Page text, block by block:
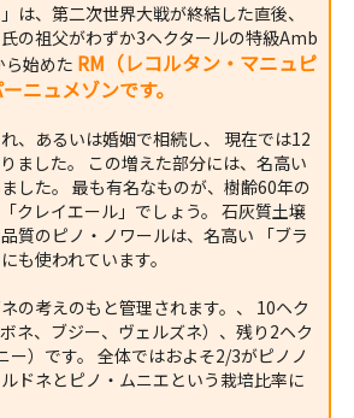
は、第二次世界大戦が終結した直後、
の祖父がわずか3ヘクタールの特級Amb
始めた RM（レコルタン・マニュピ
ニュメゾンです。
、あるいは婚姻で相続し、 現在では12
ました。 この増えた部分には、名高い
した。 最も有名なものが、樹齢60年の
クレイエール」でしょう。 石灰質土壌
質のピノ・ノワールは、名高い 「ブラ
も使われています。
の考えのもと管理されます。、 10ヘク
ネ、ブジー、ヴェルズネ）、残り2ヘク
ー）です。 全体ではおよそ2/3がピノノ
ドネとピノ・ムニエという栽培比率に